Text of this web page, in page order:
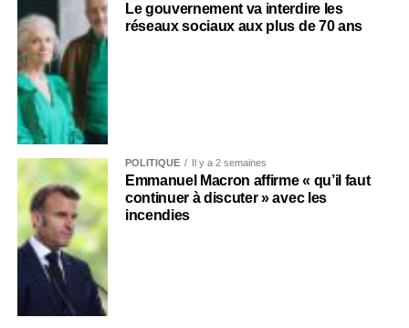
Le gouvernement va interdire les
réseaux sociaux aux plus de 70 ans
POLITIQUE Il y a 2 semaines
Emmanuel Macron affirme « qu’il faut
continuer à discuter » avec les
incendies